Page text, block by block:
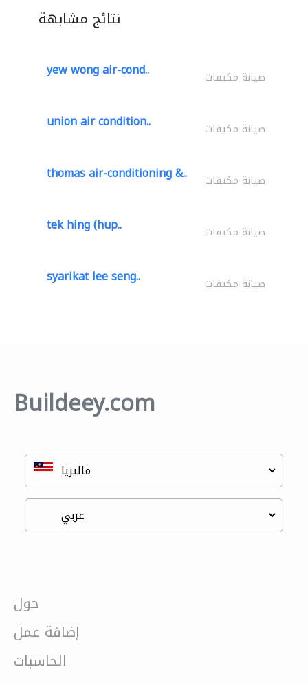
نتائج مشابهة
yew wong air-cond.. صيانة مكيفات
union air condition.. صيانة مكيفات
thomas air-conditioning &.. صيانة مكيفات
tek hing (hup.. صيانة مكيفات
syarikat lee seng.. صيانة مكيفات
Buildeey.com
حول
إضافة عمل
الحاسبات